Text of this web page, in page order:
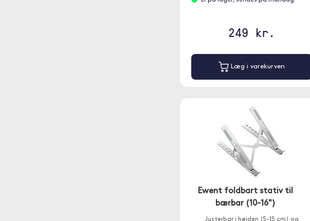
249 kr.
Læg i varekurven
Ewent foldbart stativ til
bærbar (10-16")
Justerbar i højden (5-15 cm) og